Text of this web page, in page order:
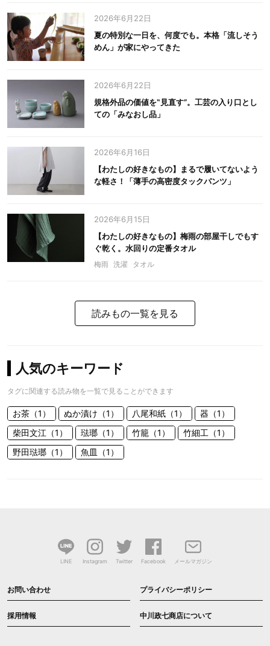
2026年6月22日
夏の特別な一日を、何度でも。本格「流しそう
めん」が家にやってきた
2026年6月22日
規格外品の価値を‟見直す”。工芸の入り口とし
ての「みなおし品」
2026年6月16日
【わたしの好きなもの】まるで履いてないよう
な軽さ！「薄手の高密度タックパンツ」
2026年6月15日
【わたしの好きなもの】梅雨の部屋干しでもす
ぐ乾く。水回りの定番タオル
梅雨 洗濯 タオル
読みもの一覧を見る
人気のキーワード
タグに関連する読み物を一覧で見ることができます
お茶（1） ぬか漬け（1） 八尾和紙（1）
器（1）
柴田文江（1）
琺瑯（1） 竹籠（1）
竹細工（1）
野田琺瑯（1）
魚皿（1）
LINE Instagram Twitter Facebook メールマガジン
お問い合わせ プライバシーポリシー
採用情報 中川政七商店について